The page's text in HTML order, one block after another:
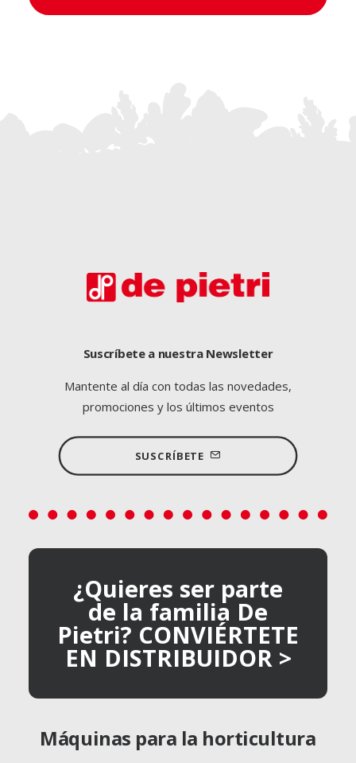
Suscríbete a nuestra Newsletter
Mantente al día con todas las novedades,
promociones y los últimos eventos
SUSCRÍBETE
¿Quieres ser parte
de la familia De
Pietri? CONVIÉRTETE
EN DISTRIBUIDOR >
Máquinas para la horticultura